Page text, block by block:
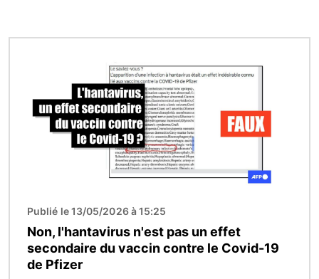
Publié le 13/05/2026 à 15:25
Non, l'hantavirus n'est pas un effet
secondaire du vaccin contre le Covid-19
de Pfizer